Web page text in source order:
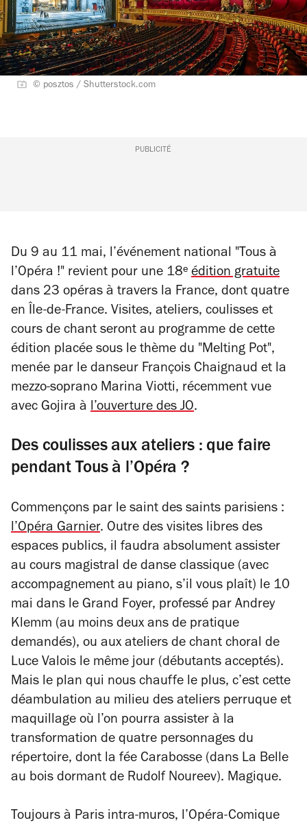
© posztos / Shutterstock.com
PUBLICITÉ
Du 9 au 11 mai, l’événement national "Tous à
l’Opéra !" revient pour une 18ᵉ édition gratuite
dans 23 opéras à travers la France, dont quatre
en Île-de-France. Visites, ateliers, coulisses et
cours de chant seront au programme de cette
édition placée sous le thème du "Melting Pot",
menée par le danseur François Chaignaud et la
mezzo-soprano Marina Viotti, récemment vue
avec Gojira à l’ouverture des JO.
Des coulisses aux ateliers : que faire
pendant Tous à l’Opéra ?
Commençons par le saint des saints parisiens :
l’Opéra Garnier. Outre des visites libres des
espaces publics, il faudra absolument assister
au cours magistral de danse classique (avec
accompagnement au piano, s’il vous plaît) le 10
mai dans le Grand Foyer, professé par Andrey
Klemm (au moins deux ans de pratique
demandés), ou aux ateliers de chant choral de
Luce Valois le même jour (débutants acceptés).
Mais le plan qui nous chauffe le plus, c’est cette
déambulation au milieu des ateliers perruque et
maquillage où l’on pourra assister à la
transformation de quatre personnages du
répertoire, dont la fée Carabosse (dans La Belle
au bois dormant de Rudolf Noureev). Magique.
Toujours à Paris intra-muros, l’Opéra-Comique